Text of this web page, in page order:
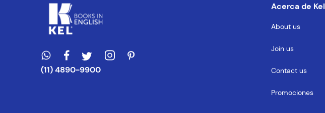
(11) 4890-9900
Acerca de Kel
About us
Join us
Contact us
Promociones